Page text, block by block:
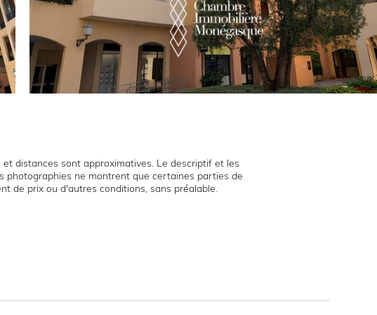
distances sont approximatives. Le descriptif et les
photographies ne montrent que certaines parties de
de prix ou d'autres conditions, sans préalable.